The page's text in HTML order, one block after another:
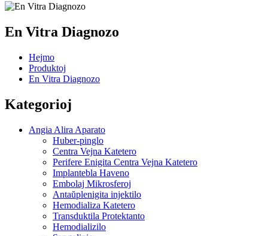
En Vitra Diagnozo
Hejmo
Produktoj
En Vitra Diagnozo
Kategorioj
Angia Alira Aparato
Huber-pinglo
Centra Vejna Katetero
Perifere Enigita Centra Vejna Katetero
Implantebla Haveno
Embolaj Mikrosferoj
Antaŭplenigita injektilo
Hemodializa Katetero
Transduktila Protektanto
Hemodializilo